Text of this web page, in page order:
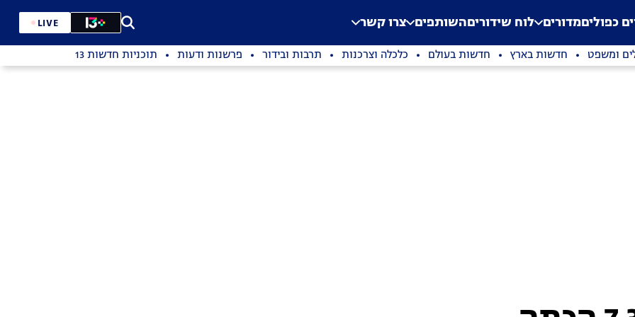
Application error: a
. כפוליםמדורים לוח שידוריםהשותפים צרו קשר LIVE
ומשפט חדשות בארץ חדשות בעולם כלכלה וצרכנות תרבות ובידור פרשנות ודעות תוכניות חדשות 13